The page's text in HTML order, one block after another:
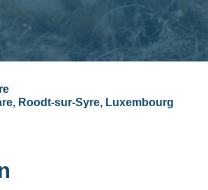
Roodt-sur-Syre, Luxembourg